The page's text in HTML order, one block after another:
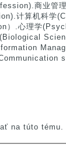
商业管
计算机科学
）.心理学
na túto tému.